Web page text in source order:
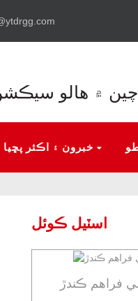
چين ۾ هالو
خبرون ۽ اڪثر
اسٽيل ڪوئل
فراهم ڪندڙ